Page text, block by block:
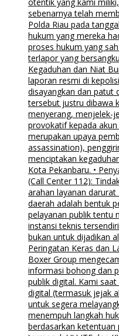
sebenarnya telah
Polda Riau pada
hukum yang mereka
proses hukum yang
terlapor yang
Kegaduhan dan Niat
laporan resmi di
disayangkan dan patut
tersebut justru dibawa
menyerang, menjelek-
provokatif kepada
merupakan upaya
assassination),
menciptakan
Kota Pekanbaru. •
(Call Center 112):
arahan layanan
daerah adalah bentuk
pelayanan publik tentu
instansi teknis
bukan untuk dijadikan
Peringatan Keras dan
Boxer Group
informasi bohong dan
publik digital. Kami
digital (termasuk jejak
untuk segera
menempuh langkah
berdasarkan ketentuan